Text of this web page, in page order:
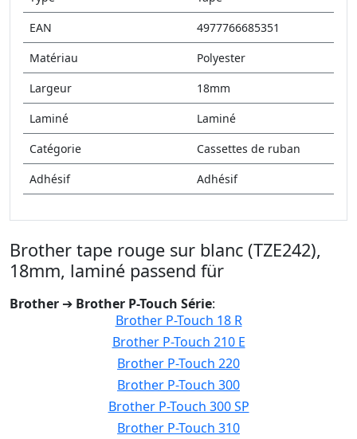
EAN
4977766685351
Matériau
Polyester
Largeur
18mm
Laminé
Laminé
Catégorie
Cassettes de ruban
Adhésif
Adhésif
Brother tape rouge sur blanc (TZE242),
18mm, laminé passend für
Brother ➔ Brother P-Touch Série:
Brother P-Touch 18 R
Brother P-Touch 210 E
Brother P-Touch 220
Brother P-Touch 300
Brother P-Touch 300 SP
Brother P-Touch 310